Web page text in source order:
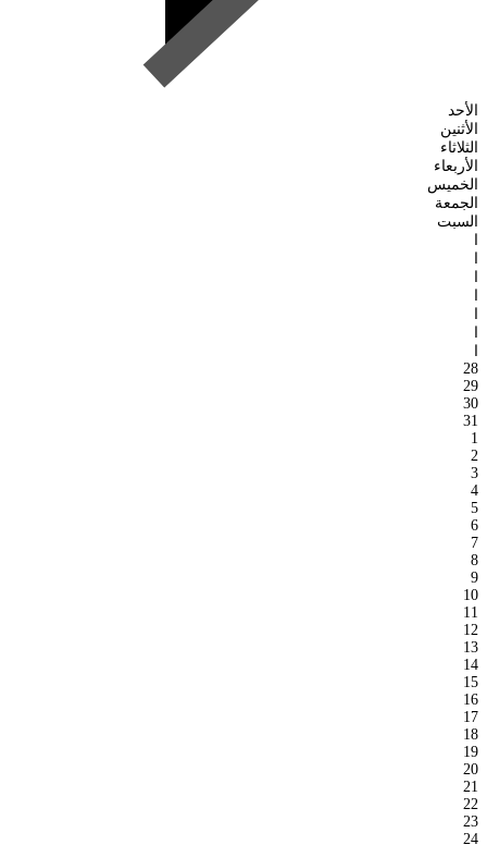
الأحد
الأثنين
الثلاثاء
الأربعاء
الخميس
الجمعة
السبت
28
29
30
31
1
2
3
4
5
6
7
8
9
10
11
12
13
14
15
16
17
18
19
20
21
22
23
24